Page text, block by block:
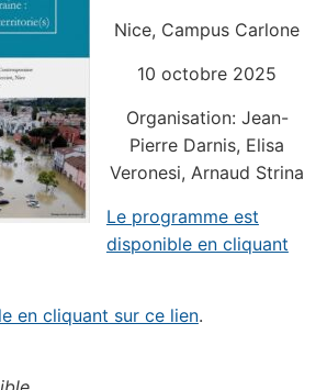
Nice, Campus Carlone
10 octobre 2025
Organisation: Jean-
Pierre Darnis, Elisa
Veronesi, Arnaud Strina
Le programme est
disponible en cliquant
en cliquant sur ce lien.